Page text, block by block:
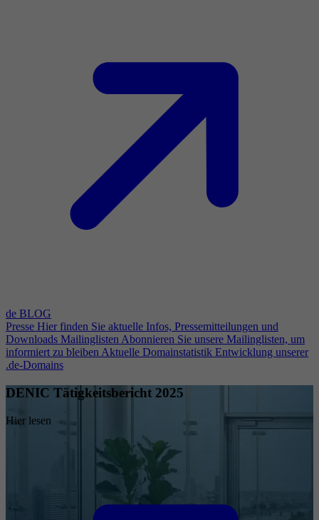
de BLOG
Presse Hier finden Sie aktuelle Infos, Pressemitteilungen und
Downloads Mailinglisten Abonnieren Sie unsere Mailinglisten, um
informiert zu bleiben Aktuelle Domainstatistik Entwicklung unserer
.de-Domains
DENIC Tätigkeitsbericht 2025
Hier lesen